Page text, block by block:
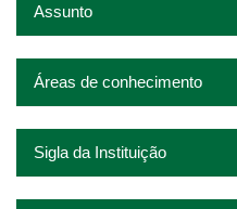
Assunto
Áreas de conhecimento
Sigla da Instituição